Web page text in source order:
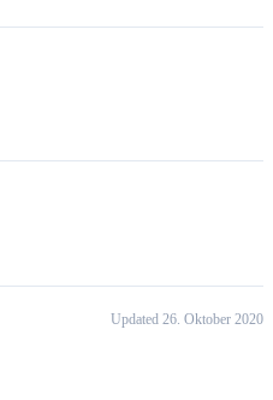
Updated 26. Oktober 2020